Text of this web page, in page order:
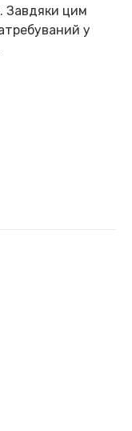
Завдяки цим
у